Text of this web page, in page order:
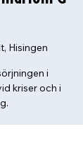
Hisingen
i
kriser och i